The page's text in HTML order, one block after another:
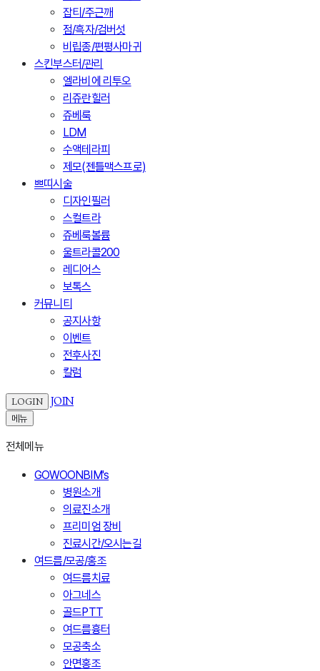
잡티/주근깨
점/흑자/검버섯
비립종/편평사마귀
스킨부스터/관리
엘라비에 리투오
리쥬란힐러
쥬베룩
LDM
수액테라피
제모(젠틀맥스프로)
쁘띠시술
디자인필러
스컬트라
쥬베룩볼륨
울트라콜200
레디어스
보톡스
커뮤니티
공지사항
이벤트
전후사진
칼럼
LOGIN JOIN
메뉴
전체메뉴
GOWOONBIM's
병원소개
의료진소개
프리미엄 장비
진료시간/오시는길
여드름/모공/홍조
여드름치료
아그네스
골드PTT
여드름흉터
모공축소
안면홍조